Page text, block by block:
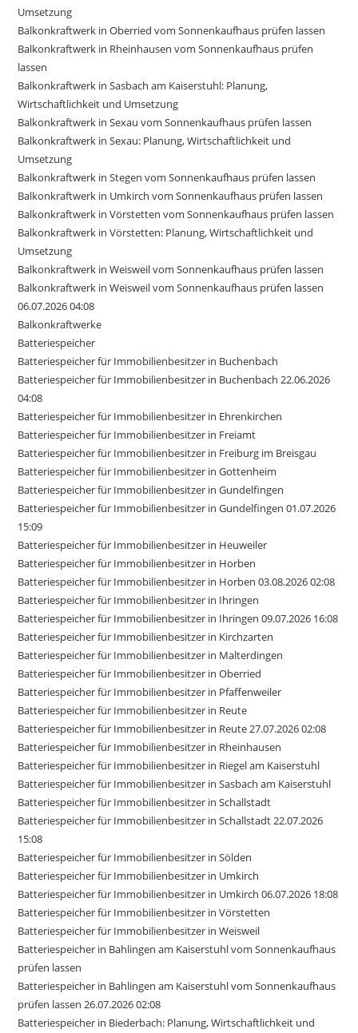
Umsetzung
Balkonkraftwerk in Oberried vom Sonnenkaufhaus prüfen lassen
Balkonkraftwerk in Rheinhausen vom Sonnenkaufhaus prüfen
lassen
Balkonkraftwerk in Sasbach am Kaiserstuhl: Planung,
Wirtschaftlichkeit und Umsetzung
Balkonkraftwerk in Sexau vom Sonnenkaufhaus prüfen lassen
Balkonkraftwerk in Sexau: Planung, Wirtschaftlichkeit und
Umsetzung
Balkonkraftwerk in Stegen vom Sonnenkaufhaus prüfen lassen
Balkonkraftwerk in Umkirch vom Sonnenkaufhaus prüfen lassen
Balkonkraftwerk in Vörstetten vom Sonnenkaufhaus prüfen lassen
Balkonkraftwerk in Vörstetten: Planung, Wirtschaftlichkeit und
Umsetzung
Balkonkraftwerk in Weisweil vom Sonnenkaufhaus prüfen lassen
Balkonkraftwerk in Weisweil vom Sonnenkaufhaus prüfen lassen
06.07.2026 04:08
Balkonkraftwerke
Batteriespeicher
Batteriespeicher für Immobilienbesitzer in Buchenbach
Batteriespeicher für Immobilienbesitzer in Buchenbach 22.06.2026
04:08
Batteriespeicher für Immobilienbesitzer in Ehrenkirchen
Batteriespeicher für Immobilienbesitzer in Freiamt
Batteriespeicher für Immobilienbesitzer in Freiburg im Breisgau
Batteriespeicher für Immobilienbesitzer in Gottenheim
Batteriespeicher für Immobilienbesitzer in Gundelfingen
Batteriespeicher für Immobilienbesitzer in Gundelfingen 01.07.2026
15:09
Batteriespeicher für Immobilienbesitzer in Heuweiler
Batteriespeicher für Immobilienbesitzer in Horben
Batteriespeicher für Immobilienbesitzer in Horben 03.08.2026 02:08
Batteriespeicher für Immobilienbesitzer in Ihringen
Batteriespeicher für Immobilienbesitzer in Ihringen 09.07.2026 16:08
Batteriespeicher für Immobilienbesitzer in Kirchzarten
Batteriespeicher für Immobilienbesitzer in Malterdingen
Batteriespeicher für Immobilienbesitzer in Oberried
Batteriespeicher für Immobilienbesitzer in Pfaffenweiler
Batteriespeicher für Immobilienbesitzer in Reute
Batteriespeicher für Immobilienbesitzer in Reute 27.07.2026 02:08
Batteriespeicher für Immobilienbesitzer in Rheinhausen
Batteriespeicher für Immobilienbesitzer in Riegel am Kaiserstuhl
Batteriespeicher für Immobilienbesitzer in Sasbach am Kaiserstuhl
Batteriespeicher für Immobilienbesitzer in Schallstadt
Batteriespeicher für Immobilienbesitzer in Schallstadt 22.07.2026
15:08
Batteriespeicher für Immobilienbesitzer in Sölden
Batteriespeicher für Immobilienbesitzer in Umkirch
Batteriespeicher für Immobilienbesitzer in Umkirch 06.07.2026 18:08
Batteriespeicher für Immobilienbesitzer in Vörstetten
Batteriespeicher für Immobilienbesitzer in Weisweil
Batteriespeicher in Bahlingen am Kaiserstuhl vom Sonnenkaufhaus
prüfen lassen
Batteriespeicher in Bahlingen am Kaiserstuhl vom Sonnenkaufhaus
prüfen lassen 26.07.2026 02:08
Batteriespeicher in Biederbach: Planung, Wirtschaftlichkeit und